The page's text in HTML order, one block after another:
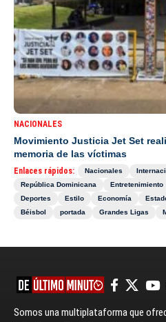
NACIONALES
Movimiento Justicia Jet Set
memoria de las víctimas
Enlaces rápidos: Nacionales
República Dominicana
Entretenimiento
Deportes
Estilo Economía
Béisbol
portada Grandes Ligas
Somos una multiplataforma que